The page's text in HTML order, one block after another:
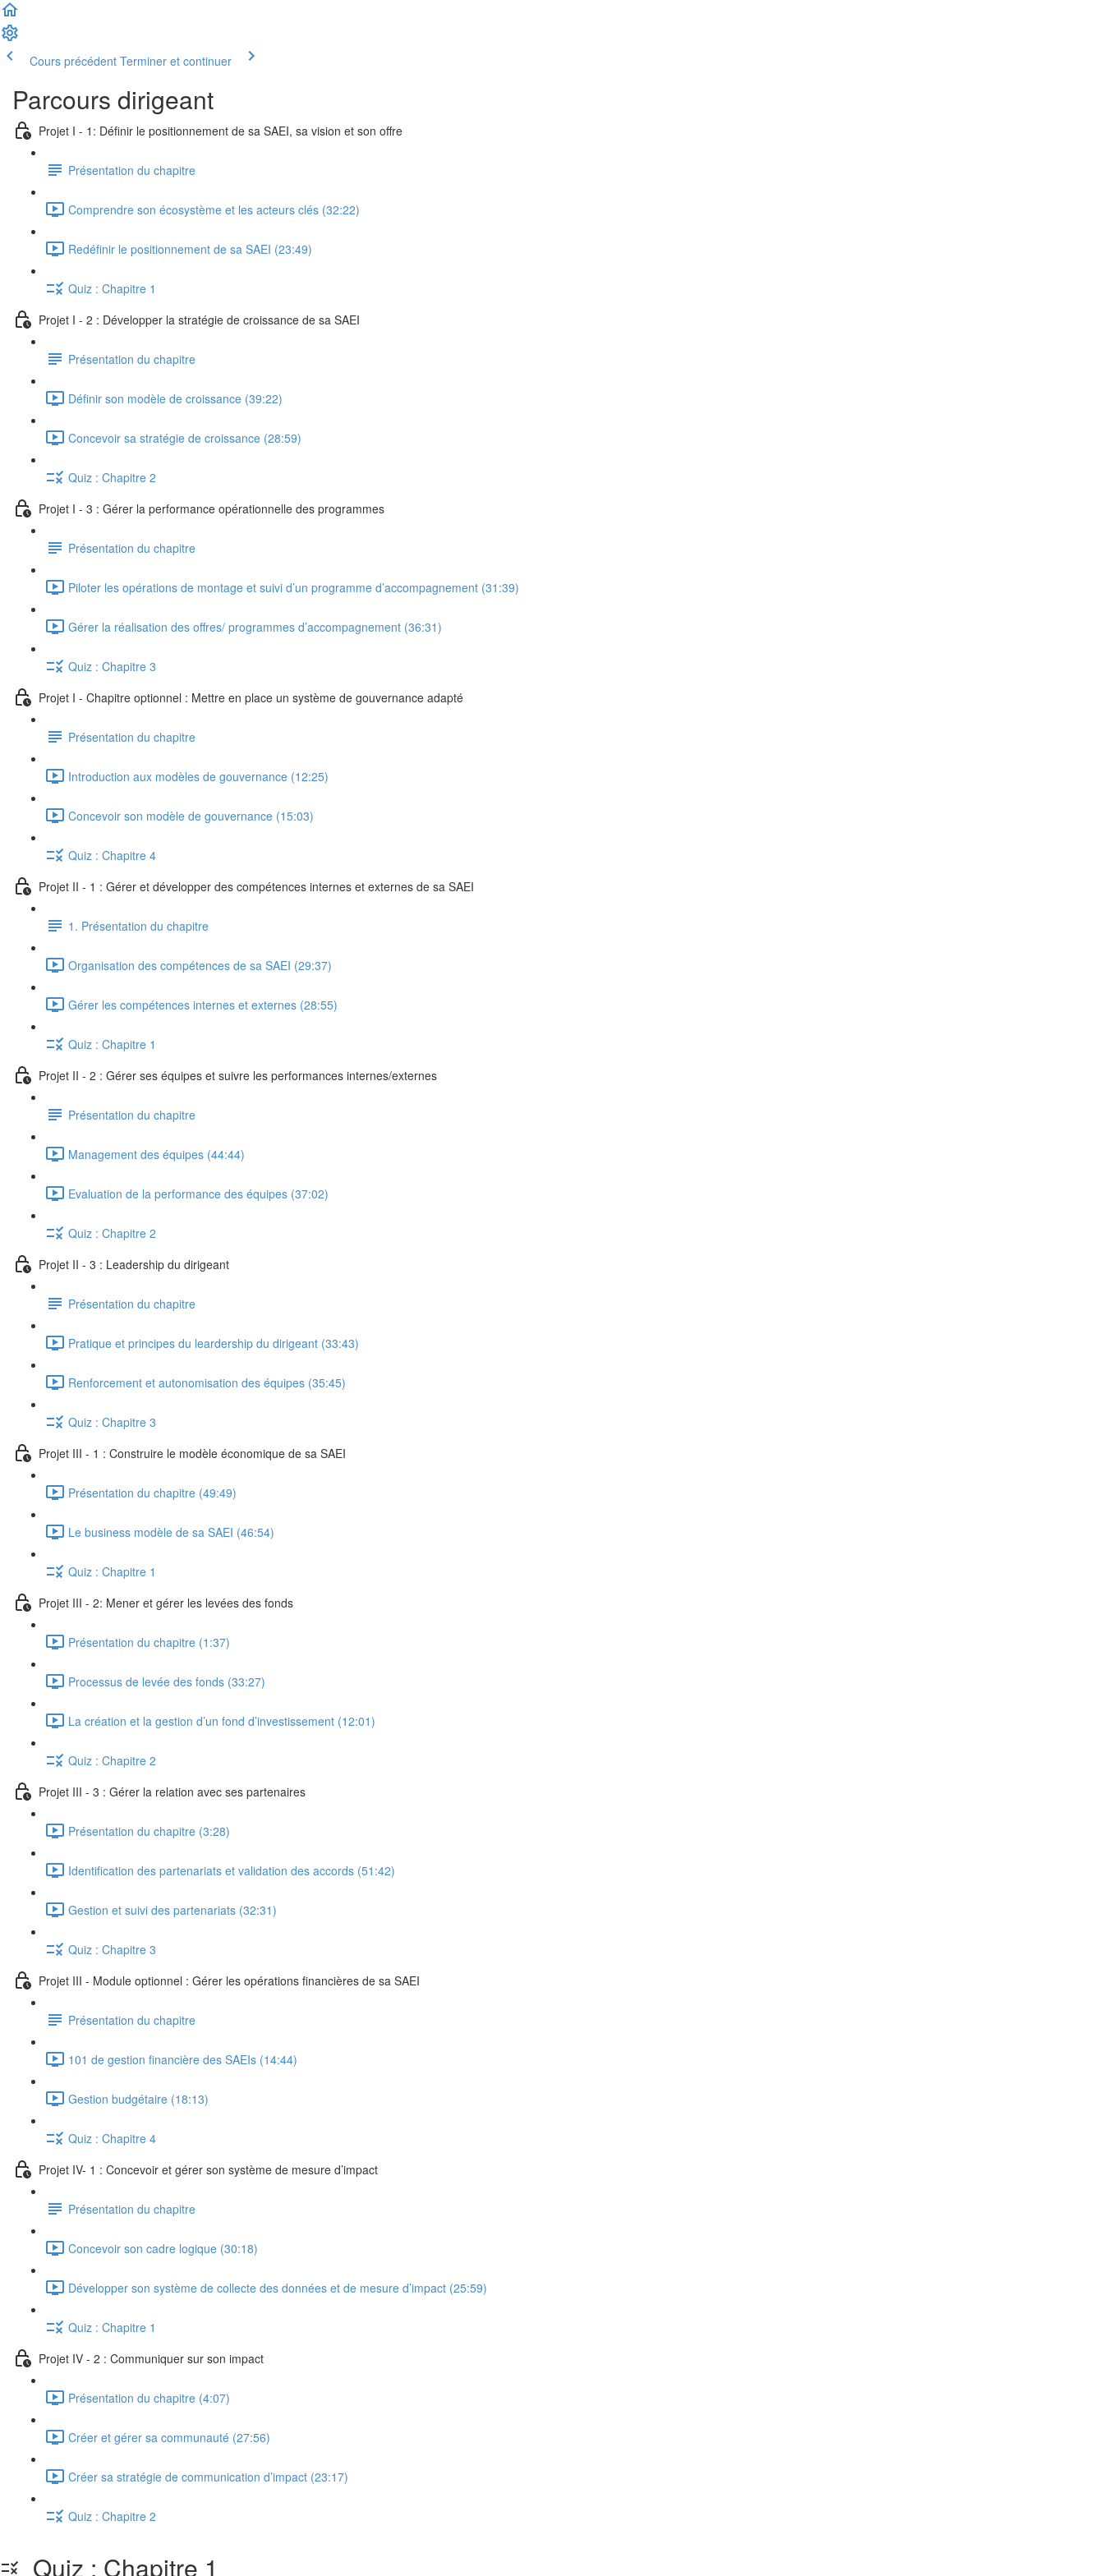
Cours précédent Terminer et continuer
Parcours dirigeant
Projet I - 1: Définir le positionnement de sa SAEI, sa vision et son offre
Présentation du chapitre
Comprendre son écosystème et les acteurs clés (32:22)
Redéfinir le positionnement de sa SAEI (23:49)
Quiz : Chapitre 1
Projet I - 2 : Développer la stratégie de croissance de sa SAEI
Présentation du chapitre
Définir son modèle de croissance (39:22)
Concevoir sa stratégie de croissance (28:59)
Quiz : Chapitre 2
Projet I - 3 : Gérer la performance opérationnelle des programmes
Présentation du chapitre
Piloter les opérations de montage et suivi d’un programme d’accompagnement (31:39)
Gérer la réalisation des offres/ programmes d’accompagnement (36:31)
Quiz : Chapitre 3
Projet I - Chapitre optionnel : Mettre en place un système de gouvernance adapté
Présentation du chapitre
Introduction aux modèles de gouvernance (12:25)
Concevoir son modèle de gouvernance (15:03)
Quiz : Chapitre 4
Projet II - 1 : Gérer et développer des compétences internes et externes de sa SAEI
1. Présentation du chapitre
Organisation des compétences de sa SAEI (29:37)
Gérer les compétences internes et externes (28:55)
Quiz : Chapitre 1
Projet II - 2 : Gérer ses équipes et suivre les performances internes/externes
Présentation du chapitre
Management des équipes (44:44)
Evaluation de la performance des équipes (37:02)
Quiz : Chapitre 2
Projet II - 3 : Leadership du dirigeant
Présentation du chapitre
Pratique et principes du leardership du dirigeant (33:43)
Renforcement et autonomisation des équipes (35:45)
Quiz : Chapitre 3
Projet III - 1 : Construire le modèle économique de sa SAEI
Présentation du chapitre (49:49)
Le business modèle de sa SAEI (46:54)
Quiz : Chapitre 1
Projet III - 2: Mener et gérer les levées des fonds
Présentation du chapitre (1:37)
Processus de levée des fonds (33:27)
La création et la gestion d’un fond d’investissement (12:01)
Quiz : Chapitre 2
Projet III - 3 : Gérer la relation avec ses partenaires
Présentation du chapitre (3:28)
Identification des partenariats et validation des accords (51:42)
Gestion et suivi des partenariats (32:31)
Quiz : Chapitre 3
Projet III - Module optionnel : Gérer les opérations financières de sa SAEI
Présentation du chapitre
101 de gestion financière des SAEIs (14:44)
Gestion budgétaire (18:13)
Quiz : Chapitre 4
Projet IV- 1 : Concevoir et gérer son système de mesure d’impact
Présentation du chapitre
Concevoir son cadre logique (30:18)
Développer son système de collecte des données et de mesure d’impact (25:59)
Quiz : Chapitre 1
Projet IV - 2 : Communiquer sur son impact
Présentation du chapitre (4:07)
Créer et gérer sa communauté (27:56)
Créer sa stratégie de communication d’impact (23:17)
Quiz : Chapitre 2
Quiz : Chapitre 1